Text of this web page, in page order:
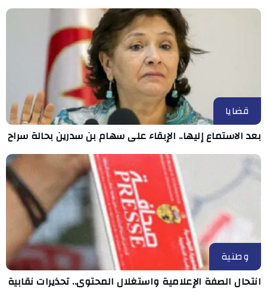
قضايا
بعد الاستماع إليها.. الإبقاء على سهام بن سدرين بحالة سراح
وطنية
انتحال الصفة الإعلامية واستغلال المحتوى.. تحذيرات نقابية